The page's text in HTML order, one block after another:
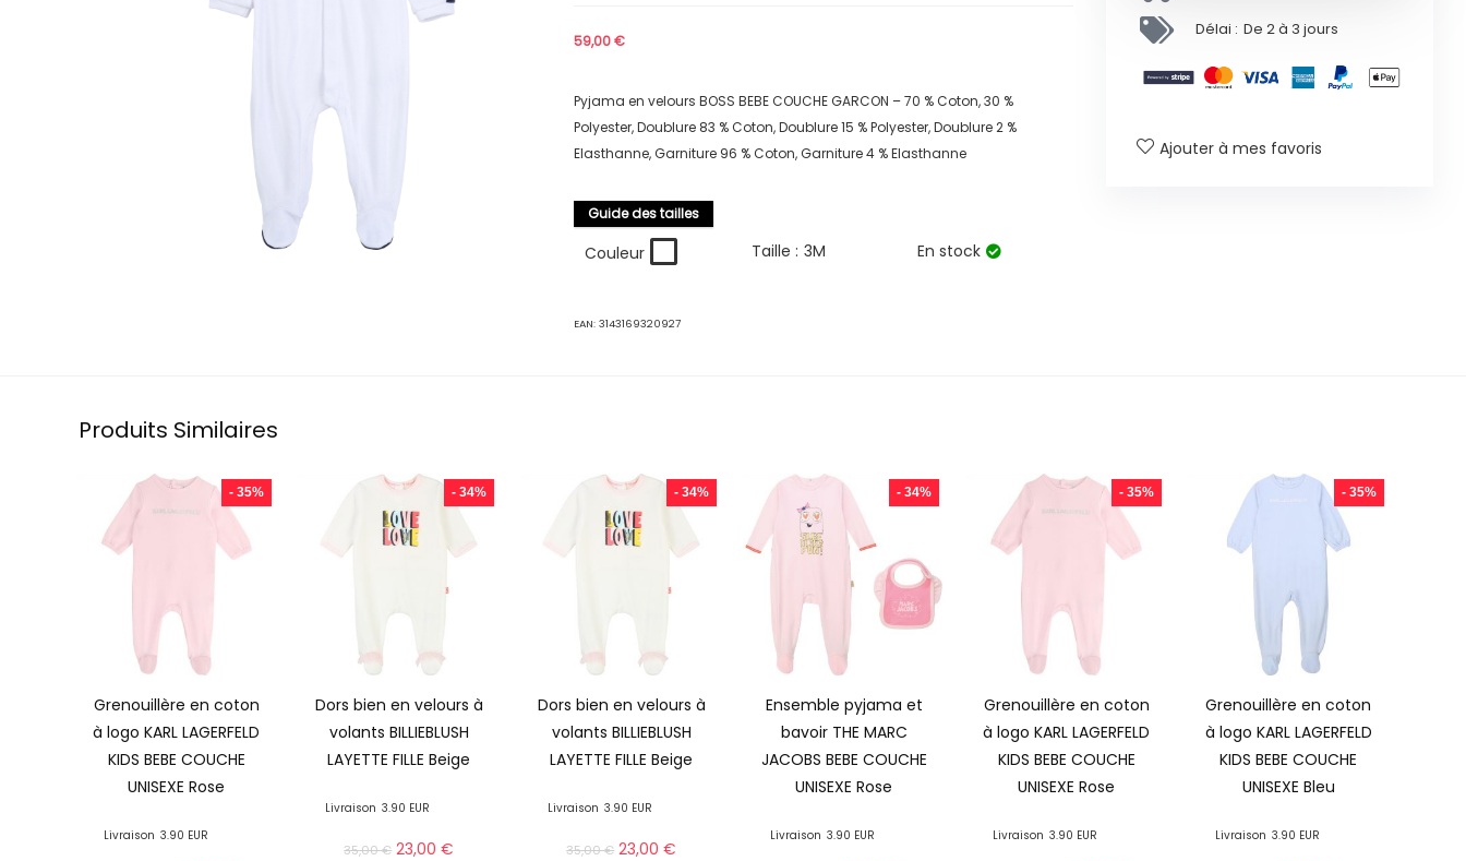
59,00€
Pyjama en velours BOSS BEBE COUCHE GARCON – 70 % Coton, 30 %
Polyester, Doublure 83 % Coton, Doublure 15 % Polyester, Doublure 2 %
Elasthanne, Garniture 96 % Coton, Garniture 4 % Elasthanne
Guide des tailles
Couleur Taille : 3M En stock
EAN:3143169320927
Délai : De 2 à 3 jours
Ajouter à mes favoris
Produits Similaires
- 35%
Grenouillère en coton
à logo KARL LAGERFELD
KIDS BEBE COUCHE
UNISEXE Rose
Livraison 3.90 EUR
- 34%
Dors bien en velours à
volants BILLIEBLUSH
LAYETTE FILLE Beige
Livraison 3.90 EUR
35,00€ 23,00€
- 34%
Dors bien en velours à
volants BILLIEBLUSH
LAYETTE FILLE Beige
Livraison 3.90 EUR
35,00€ 23,00€
- 34%
Ensemble pyjama et
bavoir THE MARC
JACOBS BEBE COUCHE
UNISEXE Rose
Livraison 3.90 EUR
- 35%
Grenouillère en coton
à logo KARL LAGERFELD
KIDS BEBE COUCHE
UNISEXE Rose
Livraison 3.90 EUR
- 35%
Grenouillère en coton
à logo KARL LAGERFELD
KIDS BEBE COUCHE
UNISEXE Bleu
Livraison 3.90 EUR